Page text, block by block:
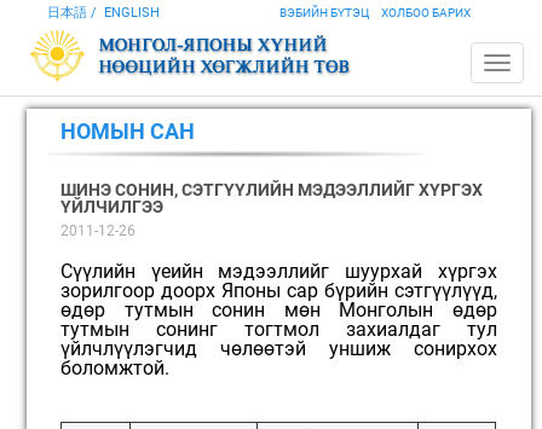
ВЭБИЙН БҮТЭЦ ХОЛБОО БАРИХ
日本語 ENGLISH
НОМЫН САН
ШИНЭ СОНИН, СЭТГҮҮЛИЙН МЭДЭЭЛЛИЙГ ХҮРГЭХ
ҮЙЛЧИЛГЭЭ
2011-12-26
Сүүлийн үеийн мэдээллийг шуурхай хүргэх
зорилгоор доорх Японы сар бүрийн сэтгүүлүүд,
өдөр тутмын сонин мөн Монголын өдөр
тутмын сонинг тогтмол захиалдаг тул
үйлчлүүлэгчид чөлөөтэй уншиж сонирхох
боломжтой.